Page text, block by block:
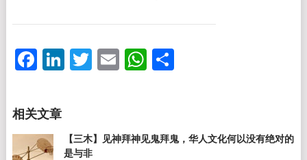
Facebook
LinkedIn
Twitter
EmailWhatsApp
分
【三木】见神拜神见鬼拜鬼，华人文化何以没有绝对的
是与非